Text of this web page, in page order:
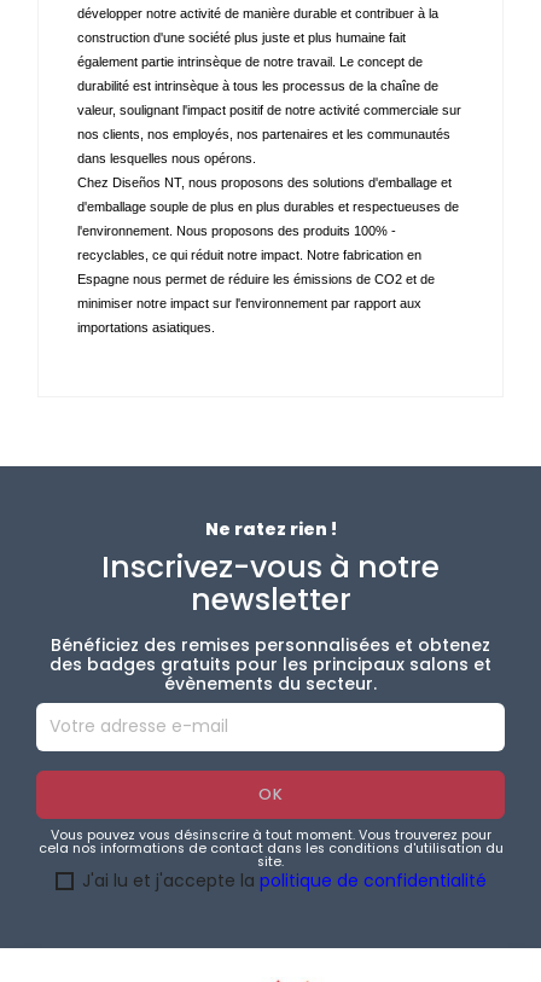
développer notre activité de manière durable et contribuer à la
construction d'une société plus juste et plus humaine fait
également partie intrinsèque de notre travail. Le concept de
durabilité est intrinsèque à tous les processus de la chaîne de
valeur, soulignant l'impact positif de notre activité commerciale sur
nos clients, nos employés, nos partenaires et les communautés
dans lesquelles nous opérons.
Chez Diseños NT, nous proposons des solutions d'emballage et
d'emballage souple de plus en plus durables et respectueuses de
l'environnement. Nous proposons des produits 100% -
recyclables, ce qui réduit notre impact. Notre fabrication en
Espagne nous permet de réduire les émissions de CO2 et de
minimiser notre impact sur l'environnement par rapport aux
importations asiatiques.
Ne ratez rien !
Inscrivez-vous à notre
newsletter
Bénéficiez des remises personnalisées et obtenez
des badges gratuits pour les principaux salons et
évènements du secteur.
Vous pouvez vous désinscrire à tout moment. Vous trouverez pour
cela nos informations de contact dans les conditions d'utilisation du
site.
J'ai lu et j'accepte la politique de confidentialité